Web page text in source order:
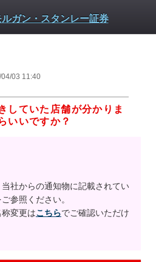
03 11:40
していた店舗が分かりま
いいですか？
当社からの通知物に記載されてい
参照ください。
変更はこちらでご確認いただけ